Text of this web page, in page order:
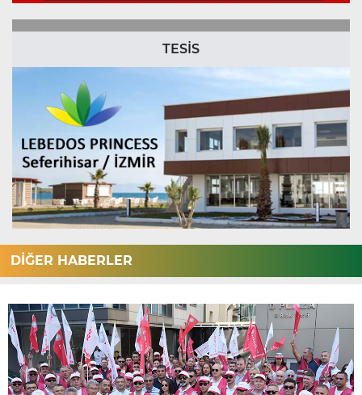
TESİS
DİĞER HABERLER